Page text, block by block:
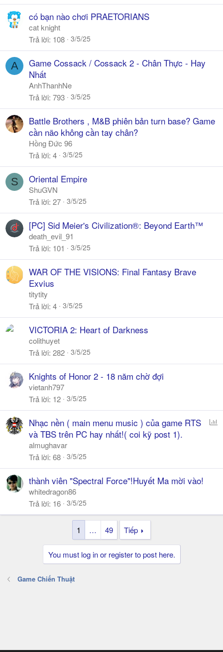
có bạn nào chơi PRAETORIANS
cat knight
Trả lời 108 3/5/25
A
Game Cossack / Cossack 2 - Chân Thực - Hay
Nhất
AnhThanhNe
Trả lời 793 3/5/25
Battle Brothers , M&B phiên bản turn base? Game
cần não không cần tay chân?
Hồng Đức 96
Trả lời 4 3/5/25
S Oriental Empire
ShuGVN
Trả lời 27 3/5/25
[PC] Sid Meier's Civilization®: Beyond Earth™
death_evil_91
Trả lời 101 3/5/25
WAR OF THE VISIONS: Final Fantasy Brave
Exvius
titytity
Trả lời 4 3/5/25
VICTORIA 2: Heart of Darkness
colithuyet
Trả lời 282 3/5/25
Knights of Honor 2 - 18 năm chờ đợi
vietanh797
Trả lời 12 3/5/25
Nhạc nền ( main menu music ) của game RTS
và TBS trên PC hay nhất!( coi kỹ post 1).
almughavar
Trả lời 68 3/5/25
thành viên "Spectral Force"!Huyết Ma mời vào!
whitedragon86
Trả lời 16 3/5/25
1 … 49 Tiếp
You must log in or register to post here.
Game Chiến Thuật